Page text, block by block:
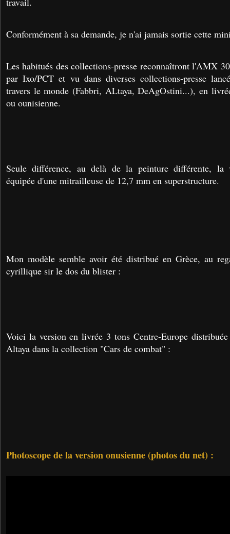
Conformément à sa demande, je n'ai jamais sortie cette
Les habitués des collections-presse reconnaîtront l'AMX
par Ixo/PCT et vu dans diverses collections-presse
travers le monde (Fabbri, ALtaya, DeAgOstini...), en
ou ounisienne.
Seule différence, au delà de la peinture différente, la
équipée d'une mitrailleuse de 12,7 mm en superstructure.
Mon modèle semble avoir été distribué en Grèce, au
cyrillique sir le dos du blister :
Voici la version en livrée 3 tons Centre-Europe
Altaya dans la collection "Cars de combat" :
Photoscope de la version onusienne (photos du net) :